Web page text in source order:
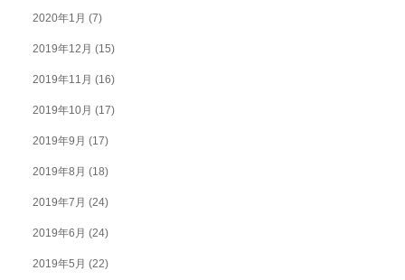
2020年1月 (7)
2019年12月 (15)
2019年11月 (16)
2019年10月 (17)
2019年9月 (17)
2019年8月 (18)
2019年7月 (24)
2019年6月 (24)
2019年5月 (22)